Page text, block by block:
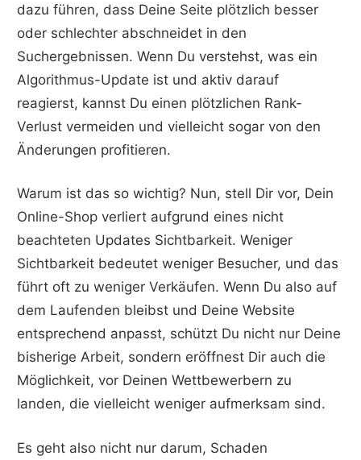
dazu führen, dass Deine Seite plötzlich besser
oder schlechter abschneidet in den
Suchergebnissen. Wenn Du verstehst, was ein
Algorithmus-Update ist und aktiv darauf
reagierst, kannst Du einen plötzlichen Rank-
Verlust vermeiden und vielleicht sogar von den
Änderungen profitieren.
Warum ist das so wichtig? Nun, stell Dir vor, Dein
Online-Shop verliert aufgrund eines nicht
beachteten Updates Sichtbarkeit. Weniger
Sichtbarkeit bedeutet weniger Besucher, und das
führt oft zu weniger Verkäufen. Wenn Du also auf
dem Laufenden bleibst und Deine Website
entsprechend anpasst, schützt Du nicht nur Deine
bisherige Arbeit, sondern eröffnest Dir auch die
Möglichkeit, vor Deinen Wettbewerbern zu
landen, die vielleicht weniger aufmerksam sind.
Es geht also nicht nur darum, Schaden